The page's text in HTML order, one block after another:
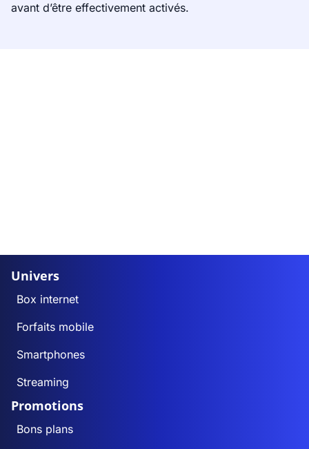
avant d’être effectivement activés.
Univers
Box internet
Forfaits mobile
Smartphones
Streaming
Promotions
Bons plans